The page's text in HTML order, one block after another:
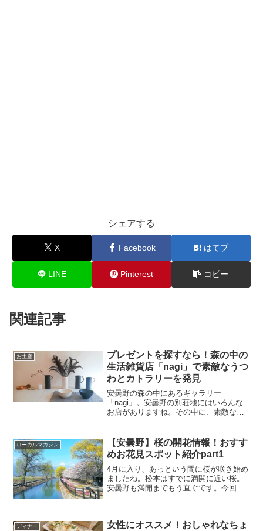
シェアする
X Facebook はてブ
LINE Pinterest コピー
関連記事
お土産
プレゼントを探すなら！森の中の
生活雑貨店「nagi」で素敵なうつ
わとカトラリーを発見
安曇野の森の中にあるギャラリー
「nagi」。安曇野の別荘地にはいろんな
お店がありますね。その中に、素敵な一
を紹介します。
ローカルマガジン
【安曇野】桜の開花情報！おすす
めお花見スポット紹介part1
4月に入り、あっという間に桜が咲き始め
ましたね。松本はすでに満開に近い桜。
安曇野も満開までもう直ぐです。今回
ディナー
女性にオススメ！おしゃれなちょ